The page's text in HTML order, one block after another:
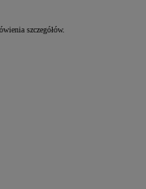
szczegółów.